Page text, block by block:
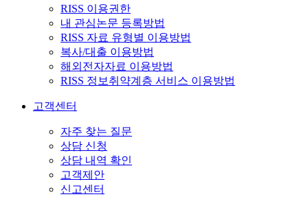
RISS 이용권한
내 관심논문 등록방법
RISS 자료 유형별 이용방법
복사/대출 이용방법
해외전자자료 이용방법
RISS 정보취약계층 서비스 이용방법
고객센터
자주 찾는 질문
상담 신청
상담 내역 확인
고객제안
신고센터